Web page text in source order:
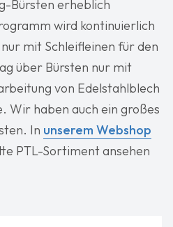
Bürsten erheblich
wird kontinuierlich
mit Schleifleinen für den
über Bürsten nur mit
von Edelstahlblech
Wir haben auch ein großes
In unserem Webshop
PTL-Sortiment ansehen